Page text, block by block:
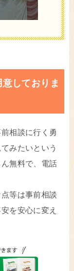
しておりま
相談に行く勇
みたいという
無料で、電話
等は事前相談
を安心に変え